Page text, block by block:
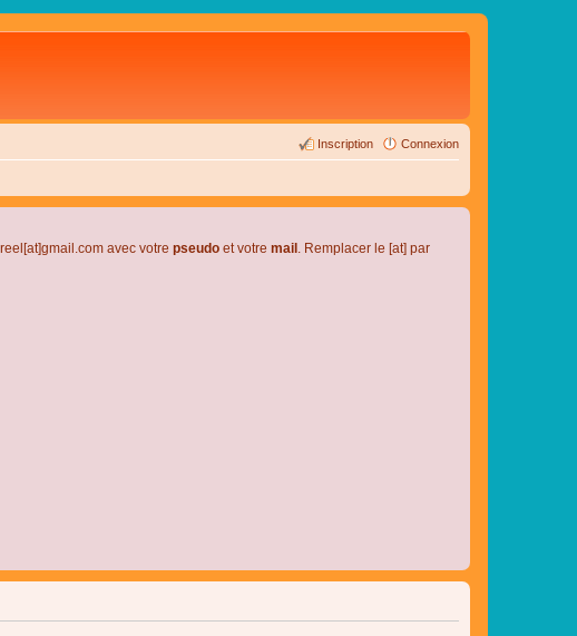
Connexion
Inscription
avec votre pseudo et votre mail . Remplacer le [at] par